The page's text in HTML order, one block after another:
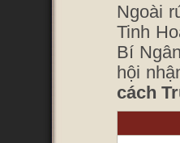
Ngoài
Tinh
Bí
hội
cách